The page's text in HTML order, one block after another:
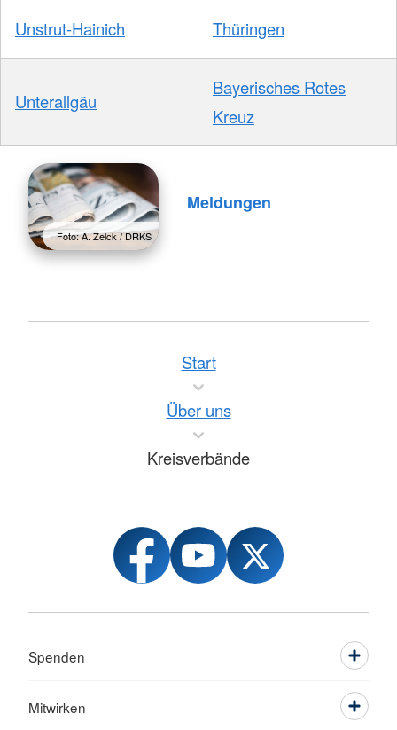
Unstrut-Hainich Thüringen
Unterallgäu
Bayerisches Rotes
Kreuz
Foto: A. Zelck / DRKS
Meldungen
Start
Über uns
Kreisverbände
Spenden
Mitwirken